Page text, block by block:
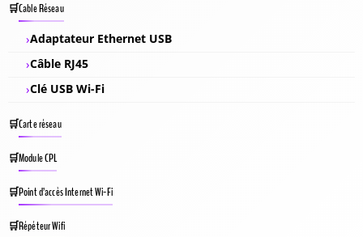
Cable Réseau
Adaptateur Ethernet USB
Câble RJ45
Clé USB Wi-Fi
Carte réseau
Module CPL
Point d’accès Internet Wi-Fi
Répéteur Wifi